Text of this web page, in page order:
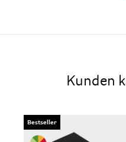
Kunden
Bestseller